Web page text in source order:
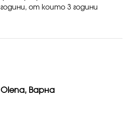
години, от които 3 години
красивата връзка между
Olena, Варна